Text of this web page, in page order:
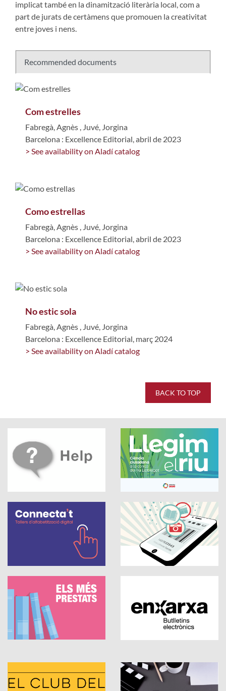
implicat també en la dinamització literària local, com a
part de jurats de certàmens que promouen la creativitat
entre joves i nens.
Recommended documents
Com estrelles
Fabregà, Agnès
Juvé, Jorgina
Barcelona : Excellence Editorial, abril de 2023
> See availability on Aladí catalog
Como estrellas
Fabregà, Agnès
Juvé, Jorgina
Barcelona : Excellence Editorial, abril de 2023
> See availability on Aladí catalog
No estic sola
Fabregà, Agnès
Juvé, Jorgina
Barcelona : Excellence Editorial, març 2024
> See availability on Aladí catalog
BACK TO TOP